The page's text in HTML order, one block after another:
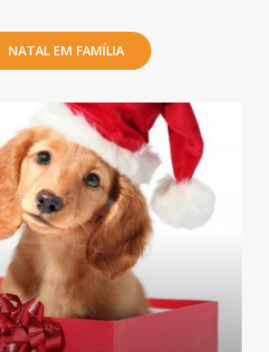
NATAL EM FAMÍLIA